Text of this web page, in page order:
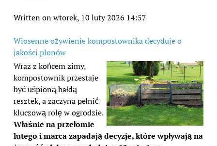
Written on wtorek, 10 luty 2026 14:57
Wiosenne ożywienie kompostownika decyduje o
jakości plonów
Wraz z końcem zimy,
kompostownik przestaje
być uśpioną hałdą
resztek, a zaczyna pełnić
kluczową rolę w ogrodzie.
Właśnie na przełomie
lutego i marca zapadają decyzje, które wpływają na